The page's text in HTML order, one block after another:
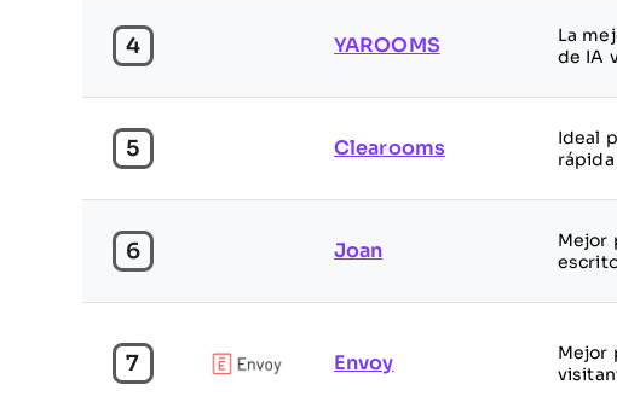
4 YAROOMS
La
de IA
5 Clearooms
Ideal
6 Joan
Mejor
7 Envoy
Mejor